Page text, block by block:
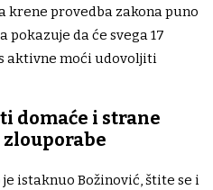
krene provedba zakona puno
da će svega 17
aktivne moći udovoljiti
domaće i strane
istaknuo Božinović, štite se i